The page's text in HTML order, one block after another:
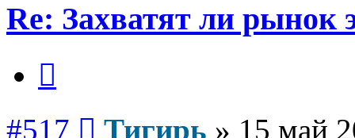
Re: Захватят ли рынок
#517 Тигирь » 15 май